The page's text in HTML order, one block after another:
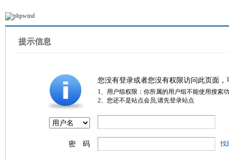
提示信息
您没有登录或者您没有权限访问此页面
1、用户组权限：你所属的用户组不能使用搜索
2、您还不是站点会员,请先登录站点
密 码 找